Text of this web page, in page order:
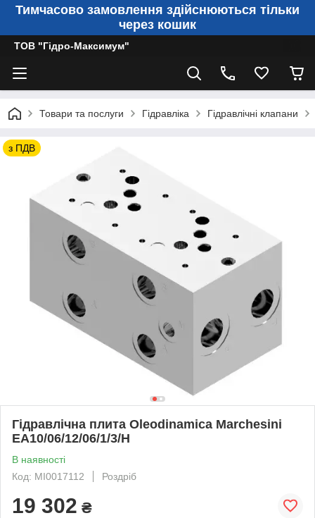
Тимчасово замовлення здійснюються тільки
через кошик
ТОВ "Гідро-Максимум"
Товари та послуги Гідравліка Гідравлічні клапани
з ПДВ
Гідравлічна плита Oleodinamica Marchesini
EA10/06/12/06/1/3/H
В наявності
Код: MI0017112
Роздріб
19 302 ₴